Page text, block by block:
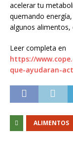
acelerar tu
quemando
algunos alimentos,
Leer completa en
https://
que-ayudaran-
ALIMENTOS